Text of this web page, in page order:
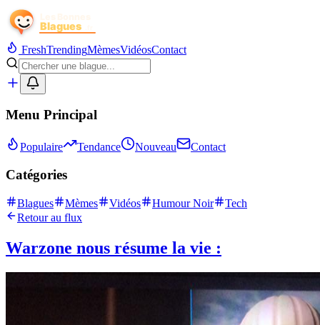
FreshTrendingMèmesVidéosContact
Menu Principal
Populaire Tendance Nouveau Contact
Catégories
Blagues Mèmes Vidéos Humour Noir
Tech
Retour au flux
Warzone nous résume la vie :